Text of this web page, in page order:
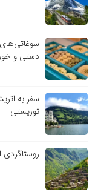
دستی و
سفر به
توریستی
روستاگردی